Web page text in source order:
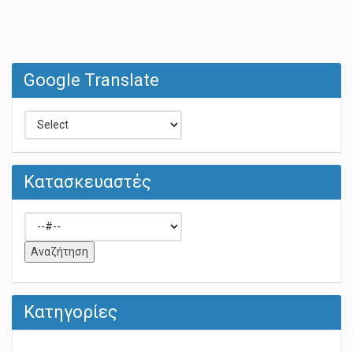
Google Translate
Κατασκευαστές
Κατηγορίες